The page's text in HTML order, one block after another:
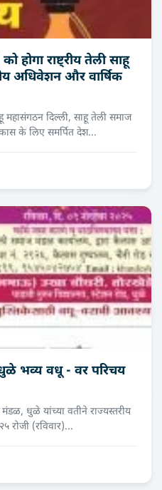
होगा राष्ट्रीय तेली साहू
अधिवेशन और वार्षिक
महासंगठन दिल्ली, साहू तेली समाज
के लिए समर्पित देश...
भव्य वधू - वर परिचय
धुळे यांच्या वतीने राज्यस्तरीय
रोजी (रविवार)...